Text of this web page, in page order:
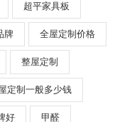
超平家具板
牌 全屋定制价格
整屋定制
定制一般多少钱
好 甲醛